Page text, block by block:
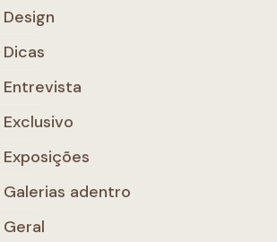
Design
Dicas
Entrevista
Exclusivo
Exposições
Galerias adentro
Geral